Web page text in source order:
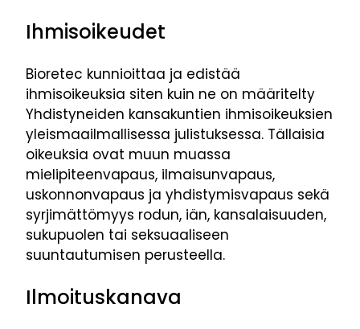
Ihmisoikeudet
Bioretec kunnioittaa ja edistää
ihmisoikeuksia siten kuin ne on määritelty
Yhdistyneiden kansakuntien ihmisoikeuksien
yleismaailmallisessa julistuksessa. Tällaisia
oikeuksia ovat muun muassa
mielipiteenvapaus, ilmaisunvapaus,
uskonnonvapaus ja yhdistymisvapaus sekä
syrjimättömyys rodun, iän, kansalaisuuden,
sukupuolen tai seksuaaliseen
suuntautumisen perusteella.
Ilmoituskanava